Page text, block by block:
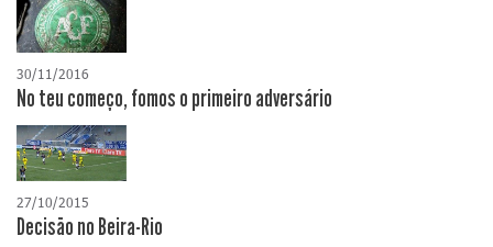
30/11/2016
No teu começo, fomos o primeiro adversário
27/10/2015
Decisão no Beira-Rio